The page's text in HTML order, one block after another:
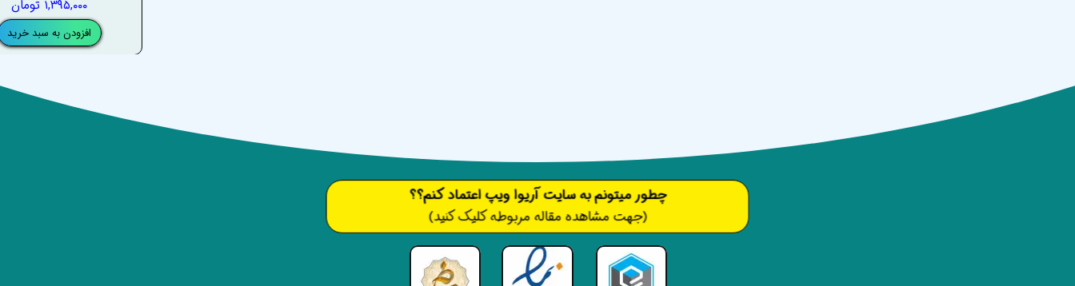
۱,۳۹۵,۰۰۰ تومان
افزودن به سبد خرید
​​​چطور میتونم به سایت آریوا ویپ اعتماد کنم؟؟
(جهت مشاهده مقاله مربوطه کلیک کنید)